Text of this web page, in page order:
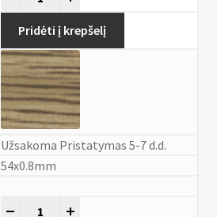
Pridėti į krepšelį
Užsakoma Pristatymas 5-7 d.d.
54x0.8mm